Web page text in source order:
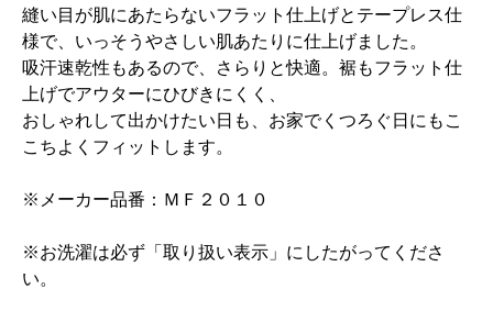
縫い目が肌にあたらないフラット仕上げとテープレス仕
様で、いっそうやさしい肌あたりに仕上げました。
吸汗速乾性もあるので、さらりと快適。裾もフラット仕
上げでアウターにひびきにくく、
おしゃれして出かけたい日も、お家でくつろぐ日にもこ
こちよくフィットします。
※メーカー品番：ＭＦ２０１０
※お洗濯は必ず「取り扱い表示」にしたがってくださ
い。